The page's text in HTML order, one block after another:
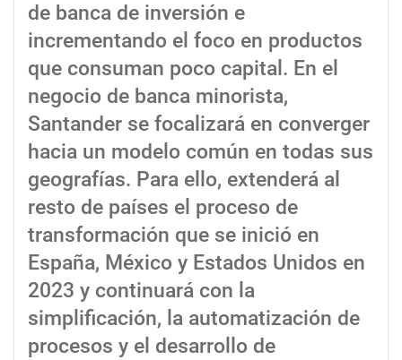
de banca de inversión e
incrementando el foco en productos
que consuman poco capital. En el
negocio de banca minorista,
Santander se focalizará en converger
hacia un modelo común en todas sus
geografías. Para ello, extenderá al
resto de países el proceso de
transformación que se inició en
España, México y Estados Unidos en
2023 y continuará con la
simplificación, la automatización de
procesos y el desarrollo de